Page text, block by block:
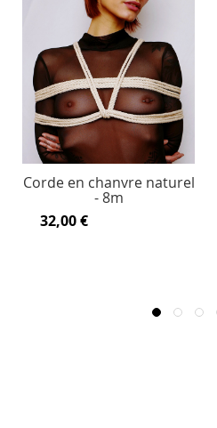
Corde en chanvre naturel
- 8m
32,00 €